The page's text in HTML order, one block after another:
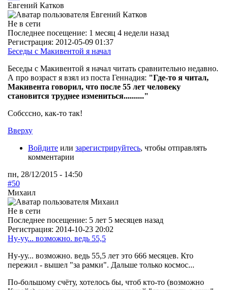
Евгений Катков
Не в сети
Последнее посещение: 1 месяц 4 недели назад
Регистрация: 2012-05-09 01:37
Беседы с Макивентой я начал
Беседы с Макивентой я начал читать сравнительно недавно.
А про возраст я взял из поста Геннадия: "Где-то я читал,
Макивента говорил, что после 55 лет человеку
становится труднее измениться.........."
Собсссно, как-то так!
Вверху
Войдите или зарегистрируйтесь, чтобы отправлять
комментарии
пн, 28/12/2015 - 14:50
#50
Михаил
Не в сети
Последнее посещение: 5 лет 5 месяцев назад
Регистрация: 2014-10-23 20:02
Ну-уу... возможно. ведь 55,5
Ну-уу... возможно. ведь 55,5 лет это 666 месяцев. Кто
пережил - вышел "за рамки". Дальше только космос...
По-большому счёту, хотелось бы, чтоб кто-то (возможно